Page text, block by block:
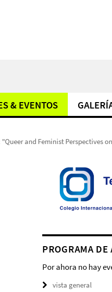
& EVENTOS
and Feminist Perspectives
PROGRAMA
Por ahora no hay
vista general